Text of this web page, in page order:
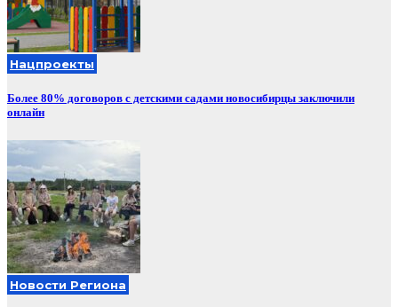
Нацпроекты
Более 80% договоров с детскими садами новосибирцы заключили
онлайн
Новости Региона